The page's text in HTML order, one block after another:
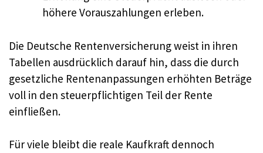
höhere Vorauszahlungen erleben.
Die Deutsche Rentenversicherung weist in ihren
Tabellen ausdrücklich darauf hin, dass die durch
gesetzliche Rentenanpassungen erhöhten Beträge
voll in den steuerpflichtigen Teil der Rente
einfließen.
Für viele bleibt die reale Kaufkraft dennoch